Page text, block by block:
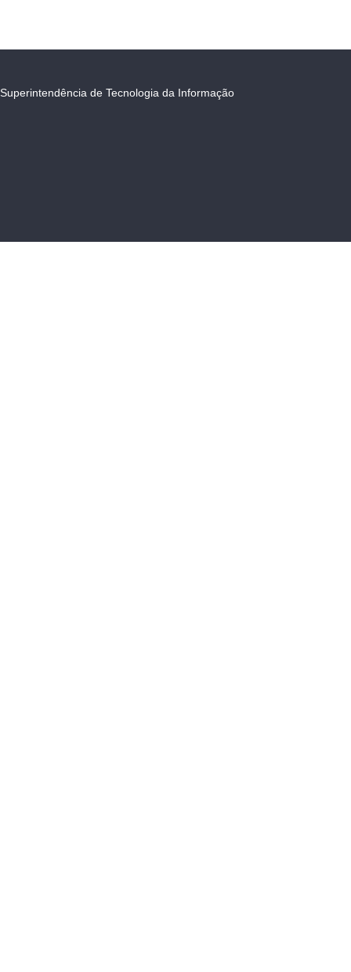
Superintendência de Tecnologia da Informação